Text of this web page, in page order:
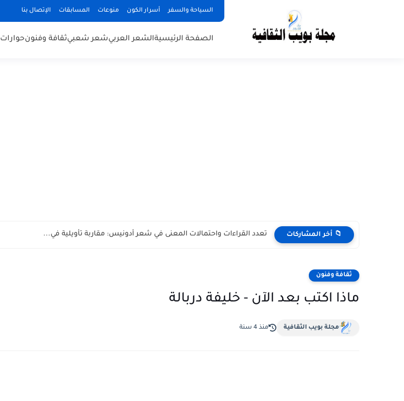
السياحة والسفر أسرار الكون منوعات المسابقات الإتصال بنا
الصفحة الرئيسيةالشعر العربيشعر شعبيثقافة وفنونحوارات
📁 أخر المشاركات تعدد القراءات واحتمالات المعنى في شعر أدونيس: مقاربة تأويلية في...
ثقافة وفنون
ماذا اكتب بعد الآن - خليفة دربالة
مجلة بويب الثقافية منذ 4 سنة